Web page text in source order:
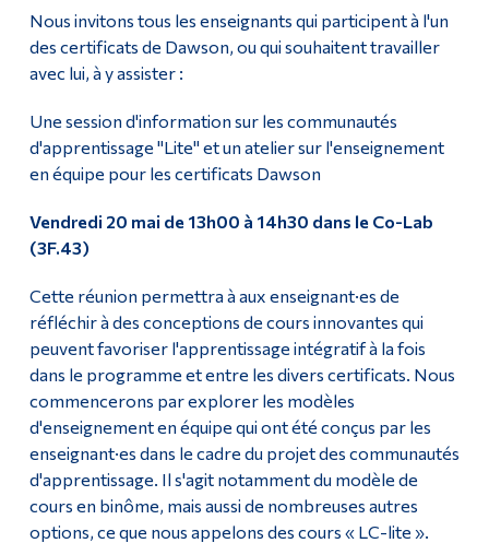
Nous invitons tous les enseignants qui participent à l'un
des certificats de Dawson, ou qui souhaitent travailler
avec lui, à y assister :
Une session d'information sur les communautés
d'apprentissage "Lite" et un atelier sur l'enseignement
en équipe pour les certificats Dawson
Vendredi 20 mai de 13h00 à 14h30 dans le Co-Lab
(3F.43)
Cette réunion permettra à aux enseignant·es de
réfléchir à des conceptions de cours innovantes qui
peuvent favoriser l'apprentissage intégratif à la fois
dans le programme et entre les divers certificats. Nous
commencerons par explorer les modèles
d'enseignement en équipe qui ont été conçus par les
enseignant·es dans le cadre du projet des communautés
d'apprentissage. Il s'agit notamment du modèle de
cours en binôme, mais aussi de nombreuses autres
options, ce que nous appelons des cours « LC-lite ».